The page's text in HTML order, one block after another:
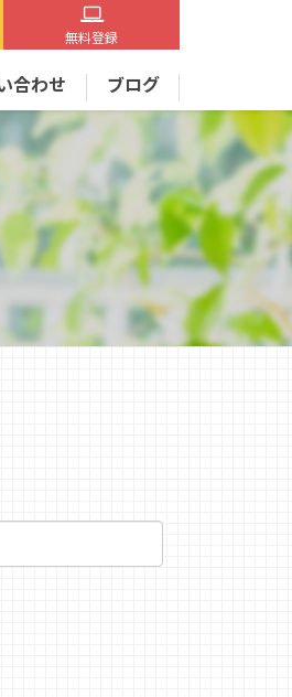
無料登録
合わせ ブログ